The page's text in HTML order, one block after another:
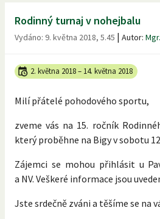
Rodinný turnaj v nohejbalu
Vydáno: 9. května 2018, 5.45 | Autor:
2. května 2018– 14. května 2018
Milí přátelé pohodového sportu,
zveme vás na 15. ročník
který proběhne na Bigy v sobotu
Zájemci se mohou přihlásit u
a NV. Veškeré informace jsou
Jste srdečně zváni a těšíme se na